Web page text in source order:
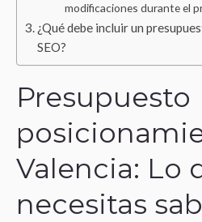
modificaciones durante el
¿Qué debe incluir un
SEO?
Presupuesto
Valencia: Lo
necesitas